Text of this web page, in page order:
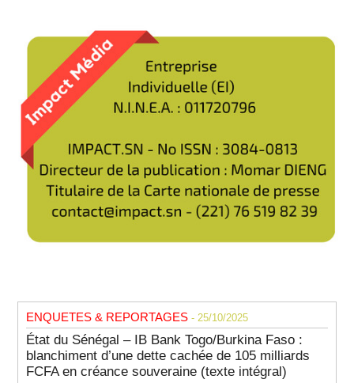
ENQUETES & REPORTAGES - 25/10/2025
État du Sénégal – IB Bank Togo/Burkina Faso :
blanchiment d’une dette cachée de 105 milliards
FCFA en créance souveraine (texte intégral)